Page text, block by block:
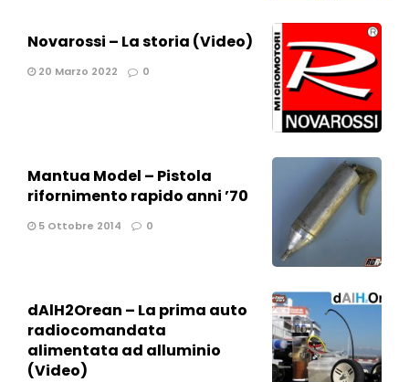
Novarossi – La storia (Video)
20 Marzo 2022 0
Mantua Model – Pistola
rifornimento rapido anni ’70
5 Ottobre 2014 0
dAlH2Orean – La prima auto
radiocomandata
alimentata ad alluminio
(Video)